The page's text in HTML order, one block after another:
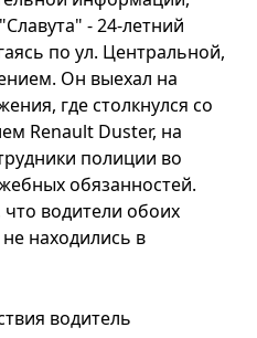
- 24-летний
по ул. Центральной,
Он выехал на
где столкнулся со
Renault Duster, на
полиции во
обязанностей.
что водители обоих
находились в
водитель